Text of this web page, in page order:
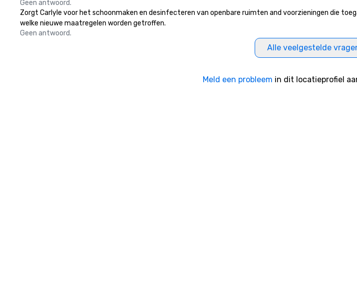
Geen antwoord.
Zorgt Carlyle voor het schoonmaken en desinfecteren van openbare ruimten and voorzieningen die
welke nieuwe maatregelen worden getroffen.
Geen antwoord.
Alle veelgestelde
Meld een probleem in dit locatieprofiel